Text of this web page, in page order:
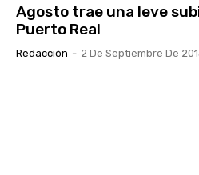
Agosto trae una leve
Puerto Real
Redacción - 2 De Septiembre De